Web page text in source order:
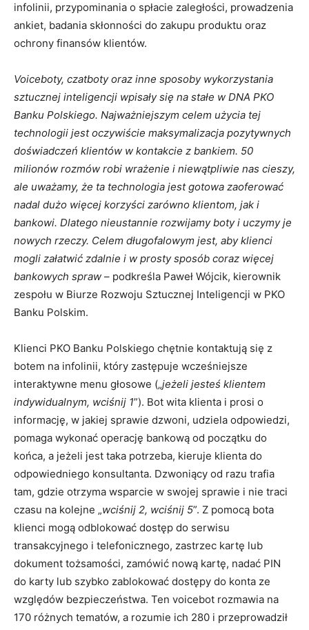
infolinii, przypominania o spłacie zaległości, prowadzenia
ankiet, badania skłonności do zakupu produktu oraz
ochrony finansów klientów.
Voiceboty, czatboty oraz inne sposoby wykorzystania
sztucznej inteligencji wpisały się na stałe w DNA PKO
Banku Polskiego. Najważniejszym celem użycia tej
technologii jest oczywiście maksymalizacja pozytywnych
doświadczeń klientów w kontakcie z bankiem. 50
milionów rozmów robi wrażenie i niewątpliwie nas cieszy,
ale uważamy, że ta technologia jest gotowa zaoferować
nadal dużo więcej korzyści zarówno klientom, jak i
bankowi. Dlatego nieustannie rozwijamy boty i uczymy je
nowych rzeczy. Celem długofalowym jest, aby klienci
mogli załatwić zdalnie i w prosty sposób coraz więcej
bankowych spraw – podkreśla Paweł Wójcik, kierownik
zespołu w Biurze Rozwoju Sztucznej Inteligencji w PKO
Banku Polskim.
Klienci PKO Banku Polskiego chętnie kontaktują się z
botem na infolinii, który zastępuje wcześniejsze
interaktywne menu głosowe („jeżeli jesteś klientem
indywidualnym, wciśnij 1”). Bot wita klienta i prosi o
informację, w jakiej sprawie dzwoni, udziela odpowiedzi,
pomaga wykonać operację bankową od początku do
końca, a jeżeli jest taka potrzeba, kieruje klienta do
odpowiedniego konsultanta. Dzwoniący od razu trafia
tam, gdzie otrzyma wsparcie w swojej sprawie i nie traci
czasu na kolejne „wciśnij 2, wciśnij 5”. Z pomocą bota
klienci mogą odblokować dostęp do serwisu
transakcyjnego i telefonicznego, zastrzec kartę lub
dokument tożsamości, zamówić nową kartę, nadać PIN
do karty lub szybko zablokować dostępy do konta ze
względów bezpieczeństwa. Ten voicebot rozmawia na
170 różnych tematów, a rozumie ich 280 i przeprowadził